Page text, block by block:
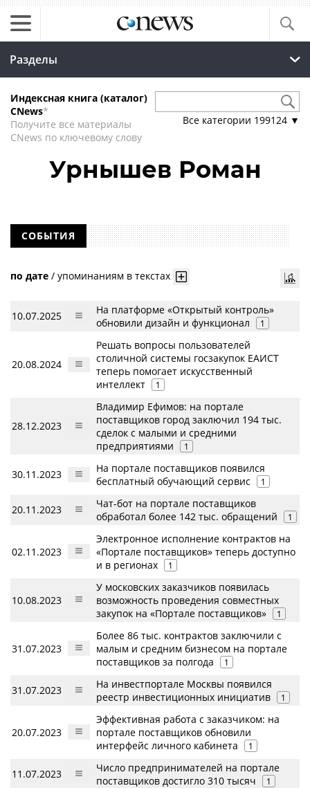
Разделы
Индексная книга (каталог)
CNews*
Получите все материалы
CNews по ключевому слову
Все категории 199124 ▼
Урнышев Роман
СОБЫТИЯ
по дате / упоминаниям в текстах
10.07.2025
На платформе «Открытый контроль»
обновили дизайн и функционал
1
20.08.2024
Решать вопросы пользователей
столичной системы госзакупок ЕАИСТ
теперь помогает искусственный
интеллект
1
28.12.2023
Владимир Ефимов: на портале
поставщиков город заключил 194 тыс.
сделок с малыми и средними
предприятиями
1
30.11.2023
На портале поставщиков появился
бесплатный обучающий сервис
1
20.11.2023
Чат-бот на портале поставщиков
обработал более 142 тыс. обращений
1
02.11.2023
Электронное исполнение контрактов на
«Портале поставщиков» теперь доступно
и в регионах
1
10.08.2023
У московских заказчиков появилась
возможность проведения совместных
закупок на «Портале поставщиков»
1
31.07.2023
Более 86 тыс. контрактов заключили с
малым и средним бизнесом на портале
поставщиков за полгода
1
31.07.2023
На инвестпортале Москвы появился
реестр инвестиционных инициатив
1
20.07.2023
Эффективная работа с заказчиком: на
портале поставщиков обновили
интерфейс личного кабинета
1
11.07.2023
Число предпринимателей на портале
поставщиков достигло 310 тысяч
1